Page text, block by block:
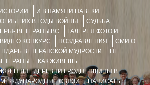
И В ПАМЯТИ НАВЕКИ
В ГОДЫ ВОЙНЫ
СУДЬБА
ВЕТЕРАНЫ ВС
ГАЛЕРЕЯ ФОТО И
КОНКУРС ПОЗДРАВЛЕНИЯ
СМИ О
ВЕТЕРАНСКОЙ МУДРОСТИ
НЕ
КАК ЖИВЁШЬ
ДЕРЕВНИ ГРОДНЕНЩИНЫ В
МЕЖДУНАРОДНЫЕ СВЯЗИ
НАПИСАТЬ